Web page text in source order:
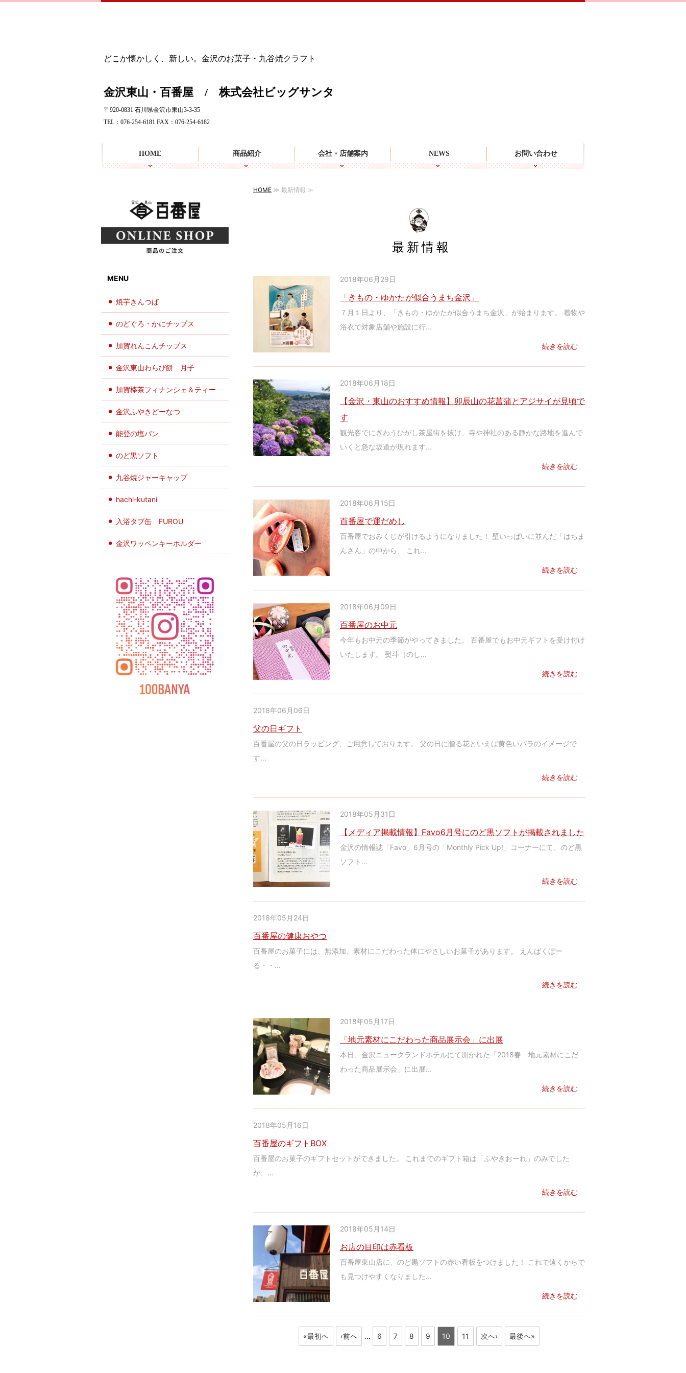
どこか懐かしく、新しい。金沢のお菓子・九谷焼クラフト
金沢東山・百番屋 / 株式会社ビッグサンタ
〒920-0831 石川県金沢市東山3-3-35
TEL：076-254-6181 FAX：076-254-6182
HOME 商品紹介 会社・店舗案内 NEWS お問い合わせ
HOME ≫ 最新情報 ≫
最新情報
2018年06月29日
「きもの・ゆかたが似合うまち金沢」
７月１日より、「きもの・ゆかたが似合うまち金沢」が始まります。 着物や
浴衣で対象店舗や施設に行...
続きを読む
2018年06月18日
【金沢・東山のおすすめ情報】卯辰山の花菖蒲とアジサイが見頃で
す
観光客でにぎわうひがし茶屋街を抜け、寺や神社のある静かな路地を進んで
いくと急な坂道が現れます...
続きを読む
2018年06月15日
百番屋で運だめし
百番屋でおみくじが引けるようになりました！ 壁いっぱいに並んだ「はちま
んさん」の中から、 これ...
続きを読む
2018年06月09日
百番屋のお中元
今年もお中元の季節がやってきました。 百番屋でもお中元ギフトを受け付け
いたします。 熨斗（のし...
続きを読む
2018年06月06日
父の日ギフト
百番屋の父の日ラッピング、ご用意しております。 父の日に贈る花といえば黄色いバラのイメージで
す...
続きを読む
2018年05月31日
【メディア掲載情報】Favo6月号にのど黒ソフトが掲載されました
金沢の情報誌「Favo」6月号の「Monthly Pick Up!」コーナーにて、のど黒
ソフト...
続きを読む
2018年05月24日
百番屋の健康おやつ
百番屋のお菓子には、無添加、素材にこだわった体にやさしいお菓子があります。 えんばくぼー
る・・...
続きを読む
2018年05月17日
「地元素材にこだわった商品展示会」に出展
本日、金沢ニューグランドホテルにて開かれた「2018春 地元素材にこだ
わった商品展示会」に出展...
続きを読む
2018年05月16日
百番屋のギフトBOX
百番屋のお菓子のギフトセットができました。 これまでのギフト箱は「ふやきおーれ」のみでした
が、...
続きを読む
2018年05月14日
お店の目印は赤看板
百番屋東山店に、のど黒ソフトの赤い看板をつけました！ これで遠くからで
も見つけやすくなりました...
続きを読む
«最初へ ‹前へ … 6 7 8 9 10 11 次へ› 最後へ»
MENU
焼芋きんつば
のどぐろ・かにチップス
加賀れんこんチップス
金沢東山わらび餅 月子
加賀棒茶フィナンシェ＆ティー
金沢ふやきどーなつ
能登の塩パン
のど黒ソフト
九谷焼ジャーキャップ
hachi-kutani
入浴タブ缶 FUROU
金沢ワッペンキーホルダー